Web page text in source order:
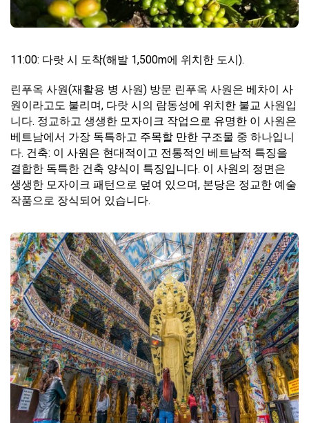
11:00: 다랏 시 도착(해발 1,500m에 위치한 도시).
린푸옥 사원(재활용 병 사원) 방문 린푸옥 사원은 베차이 사
원이라고도 불리며, 다랏 시의 람동성에 위치한 불교 사원입
니다. 정교하고 생생한 모자이크 작업으로 유명한 이 사원은
베트남에서 가장 독특하고 주목할 만한 구조물 중 하나입니
다. 건축: 이 사원은 현대적이고 전통적인 베트남적 특징을
결합한 독특한 건축 양식이 특징입니다. 이 사원의 정면은
생생한 모자이크 패턴으로 덮여 있으며, 본당은 정교한 예술
작품으로 장식되어 있습니다.